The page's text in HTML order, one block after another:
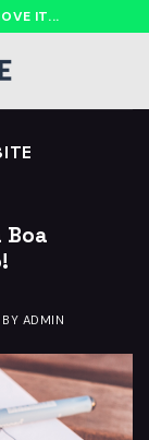
IT...
Boa
BY ADMIN